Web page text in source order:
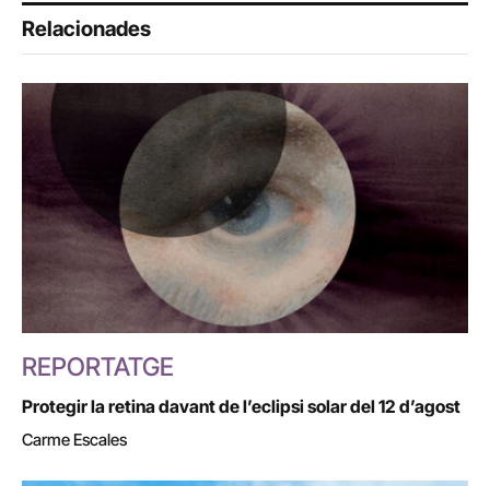
Relacionades
REPORTATGE
Protegir la retina davant de l’eclipsi solar del 12 d’agost
Carme Escales